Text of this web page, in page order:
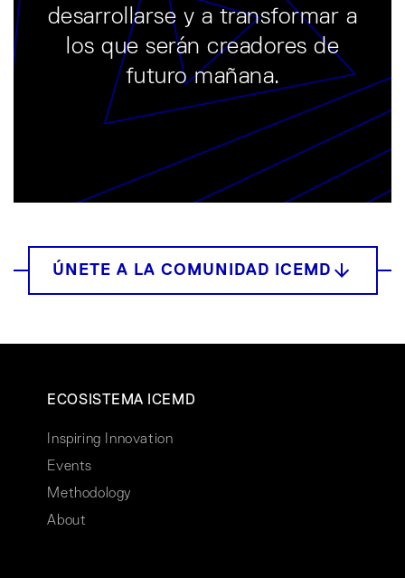
desarrollarse y a transformar a
los que serán creadores de
futuro mañana.
ECOSISTEMA ICEMD
Inspiring Innovation
Events
Methodology
About